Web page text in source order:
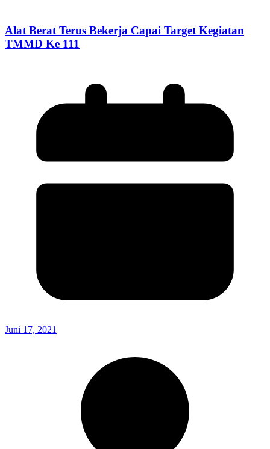
Alat Berat Terus Bekerja Capai Target Kegiatan
TMMD Ke 111
Juni 17, 2021